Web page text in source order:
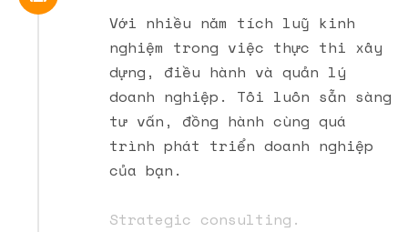
Với nhiều năm tích luỹ kinh
nghiệm trong việc thực thi xây
dựng, điều hành và quản lý
doanh nghiệp. Tôi luôn sẵn sàng
tư vấn, đồng hành cùng quá
trình phát triển doanh nghiệp
của bạn.
Strategic consulting.